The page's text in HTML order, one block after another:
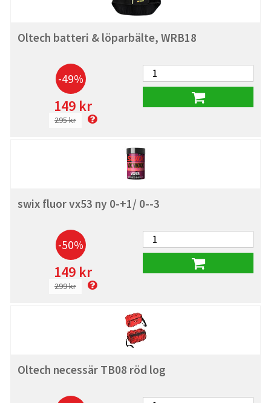
Oltech batteri & löparbälte, WRB18
-49%
149 kr
295 kr
swix fluor vx53 ny 0-+1/ 0--3
-50%
149 kr
299 kr
Oltech necessär TB08 röd log